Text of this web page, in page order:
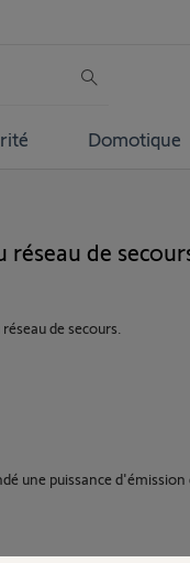
Domotique
de
de secours.
une puissance d'émission